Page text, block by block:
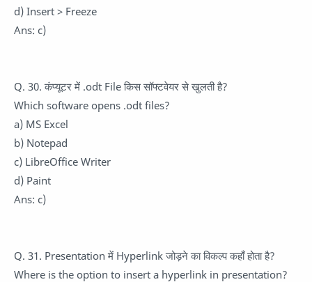
d) Insert > Freeze
Ans: c)
Q. 30. कंप्यूटर में .odt File किस सॉफ्टवेयर से खुलती है?
Which software opens .odt files?
a) MS Excel
b) Notepad
c) LibreOffice Writer
d) Paint
Ans: c)
Q. 31. Presentation में Hyperlink जोड़ने का विकल्प कहाँ होता है?
Where is the option to insert a hyperlink in presentation?